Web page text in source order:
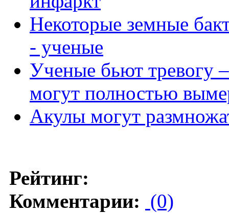
Некоторые земные
- ученые
Ученые бьют тревогу
могут полностью
Акулы могут
Рейтинг:
Комментарии: (0)